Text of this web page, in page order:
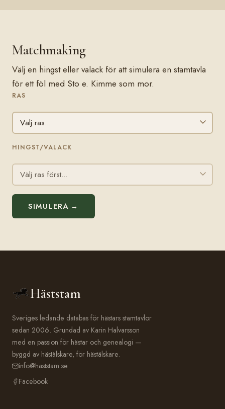
Matchmaking
Välj en hingst eller valack för att simulera en stamtavla
för ett föl med Sto e. Kimme som mor.
RAS
HINGST/VALACK
SIMULERA →
Häststam
Sveriges ledande databas för hästars stamtavlor
sedan 2006. Grundad av Karin Halvarsson
med en passion för hästar och genealogi —
byggd av hästälskare, för hästälskare.
info@haststam.se
Facebook